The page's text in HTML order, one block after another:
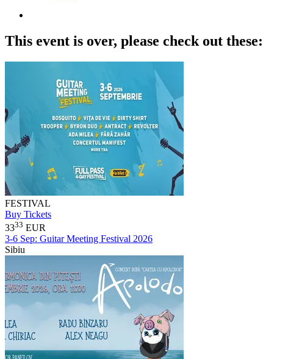
This event is over, please check out these:
FESTIVAL
Buy Tickets
3333 EUR
3-6 Sep: Guitar Meeting Festival 2026
Sibiu